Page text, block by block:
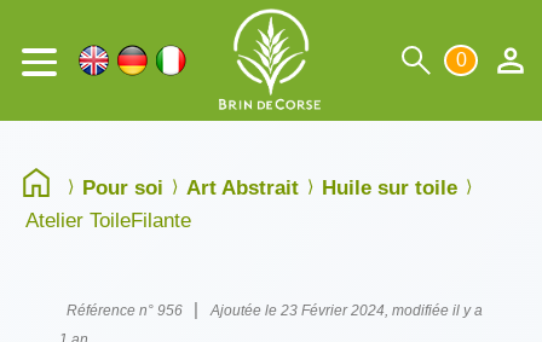
0
Pour soi Art Abstrait
Huile sur toile
Atelier ToileFilante
Référence n° 956 |
Ajoutée le 23 Février 2024, modifiée il y a